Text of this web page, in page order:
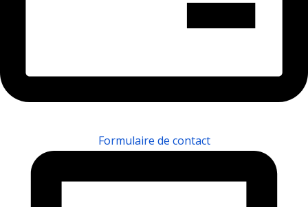
Formulaire de contact